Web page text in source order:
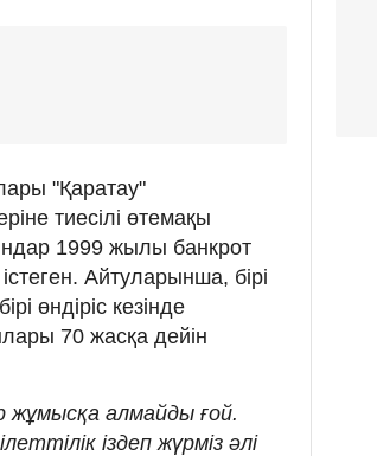
"Қаратау"
тиесілі өтемақы
1999 жылы банкрот
Айтуларынша, бірі
өндіріс кезінде
70 жасқа дейін
жұмысқа алмайды ғой.
іздеп жүрміз әлі